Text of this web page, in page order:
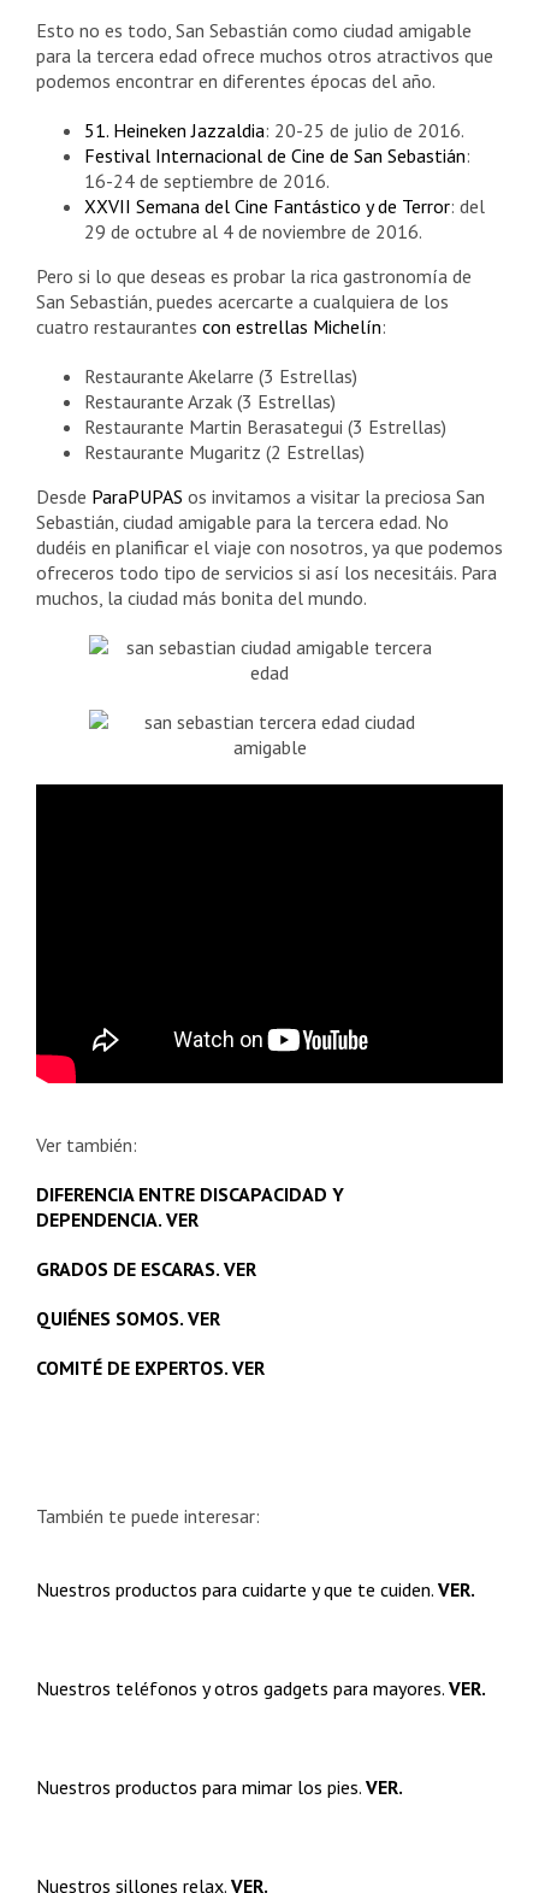
Esto no es todo, San Sebastián como ciudad amigable
para la tercera edad ofrece muchos otros atractivos que
podemos encontrar en diferentes épocas del año.
51. Heineken Jazzaldia: 20-25 de julio de 2016.
Festival Internacional de Cine de San Sebastián:
16-24 de septiembre de 2016.
XXVII Semana del Cine Fantástico y de Terror: del
29 de octubre al 4 de noviembre de 2016.
Pero si lo que deseas es probar la rica gastronomía de
San Sebastián, puedes acercarte a cualquiera de los
cuatro restaurantes con estrellas Michelín:
Restaurante Akelarre (3 Estrellas)
Restaurante Arzak (3 Estrellas)
Restaurante Martin Berasategui (3 Estrellas)
Restaurante Mugaritz (2 Estrellas)
Desde ParaPUPAS os invitamos a visitar la preciosa San
Sebastián, ciudad amigable para la tercera edad. No
dudéis en planificar el viaje con nosotros, ya que podemos
ofreceros todo tipo de servicios si así los necesitáis. Para
muchos, la ciudad más bonita del mundo.
Ver también:
DIFERENCIA ENTRE DISCAPACIDAD Y
DEPENDENCIA. VER
GRADOS DE ESCARAS. VER
QUIÉNES SOMOS. VER
COMITÉ DE EXPERTOS. VER
También te puede interesar:
Nuestros productos para cuidarte y que te cuiden. VER.
Nuestros teléfonos y otros gadgets para mayores. VER.
Nuestros productos para mimar los pies. VER.
Nuestros sillones relax. VER.